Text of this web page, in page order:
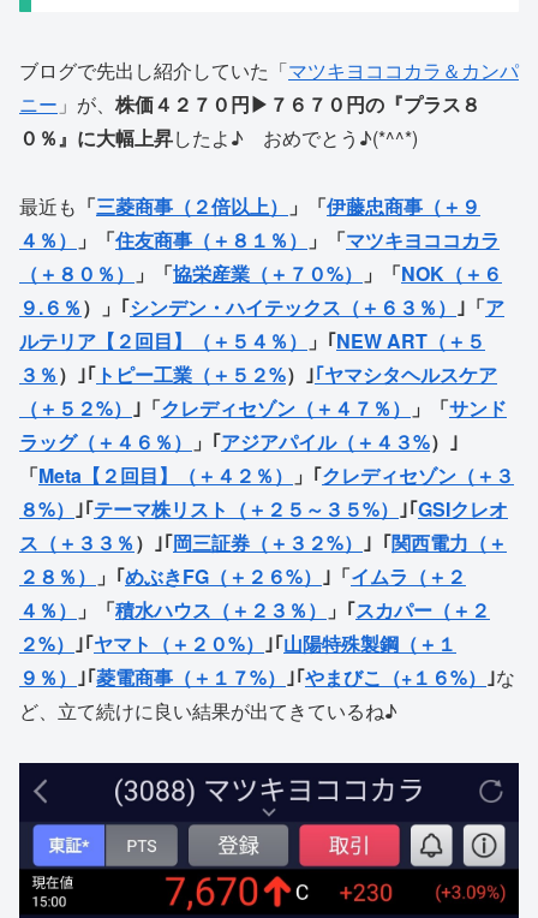
ブログで先出し紹介していた「マツキヨココカラ＆カンパ
ニー 」が、 株価４２７０円▶７６７０円の『プラス８
０％』に大幅上昇したよ♪ おめでとう♪(*^^*)
最近も 「三菱商事（２倍以上） 」「伊藤忠商事（＋９
４％）
」「住友商事（＋８１％） 」「マツキヨココカラ
（＋８０％）
」「協栄産業（＋７０%） 」「NOK（＋６
９.６％）」｢シンデン・ハイテックス（＋６３％） ｣「ア
ルテリア【２回目】（＋５４％）
」｢NEW ART（＋５
３％）｣｢ トピー工業（＋５２%）｣｢ヤマシタヘルスケア
（＋５２%） ｣「クレディセゾン（＋４７％） 」「サンド
ラッグ（＋４６％）
」｢アジアパイル（＋４３%）｣
「Meta【２回目】（＋４２％） 」｢クレディセゾン（＋３
８%） ｣｢テーマ株リスト（＋２５～３５%） ｣｢GSIクレオ
ス（＋３３％）｣｢岡三証券（＋３２%） ｣「関西電力（＋
２８％）
」｢めぶきFG（＋２６%） ｣「イムラ（＋２
４％）
」「積水ハウス（＋２３％） 」｢スカパー（＋２
２%） ｣｢ヤマト（＋２０%） ｣｢山陽特殊製鋼（＋１
９％） ｣｢菱電商事（＋１７%） ｣｢やまびこ（+１６%） ｣な
ど、立て続けに良い結果が出てきているね♪